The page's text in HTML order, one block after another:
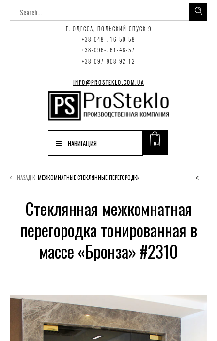
Г. ОДЕССА, ПОЛЬСКИЙ СПУСК 9
+38-048-716-50-58
+38-096-761-48-57
+38-097-908-92-12
INFO@PROSTEKLO.COM.UA
0
НАВИГАЦИЯ
НАЗАД К МЕЖКОМНАТНЫЕ СТЕКЛЯННЫЕ ПЕРЕГОРОДКИ
Стеклянная межкомнатная
перегородка тонированная в
массе «Бронза» #2310